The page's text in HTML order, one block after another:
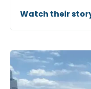
Watch their